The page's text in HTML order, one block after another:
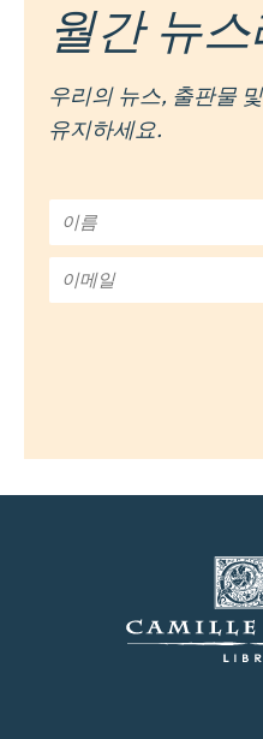
월간 뉴
우리의 뉴스, 출판물
유지하세요.
름
*
메